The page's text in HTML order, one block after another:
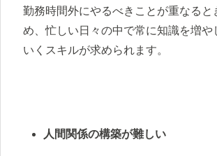
勤務時間外にやるべきことが重なると
め、忙しい日々の中で常に知識を増や
いくスキルが求められます。
人間関係の構築が難しい